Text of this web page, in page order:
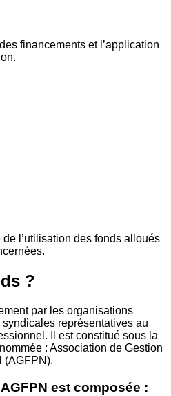
financements et l’application
l’utilisation des fonds alloués
?
par les organisations
représentatives au
Il est constitué sous la
: Association de Gestion
(AGFPN).
est composée :